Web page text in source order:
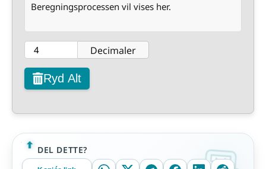
Beregningsprocessen vil vises her.
Decimaler
Ryd Alt
DEL DETTE?